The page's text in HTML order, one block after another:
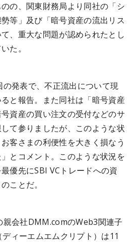
の、関東財務局より同社の「シ
等」及び「暗号資産の流出リス
、重大な問題が認められたとし
た。
発表で、不正流出について現
と報告。また同社は「暗号資産
資産の買い注文の受付などのサ
て参りましたが、このような状
客さまの利便性を大きく損なう
とコメント。このような状況を
優先にSBI VCトレードへの資
ことだ。
会社DMM.comのWeb3関連子
ィーエムエムクリプト）は11